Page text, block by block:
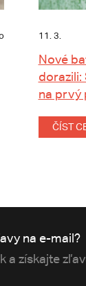
11. 3.
Nové
dorazili:
na prvý
ČÍST
na e-mail?
a získajte